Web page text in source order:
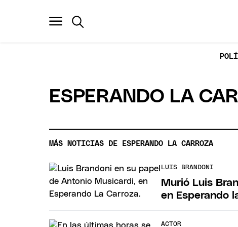
ESPERANDO LA
MÁS NOTICIAS DE ESPERANDO LA CARROZA
LUIS BRANDONI
Murió Luis
en Esperando
ACTOR